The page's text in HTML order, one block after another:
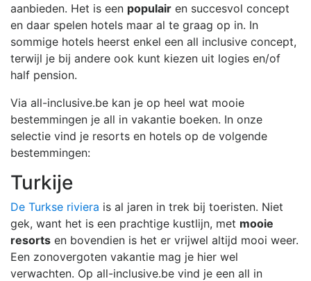
aanbieden. Het is een populair en succesvol concept
en daar spelen hotels maar al te graag op in. In
sommige hotels heerst enkel een all inclusive concept,
terwijl je bij andere ook kunt kiezen uit logies en/of
half pension.
Via all-inclusive.be kan je op heel wat mooie
bestemmingen je all in vakantie boeken. In onze
selectie vind je resorts en hotels op de volgende
bestemmingen:
Turkije
De Turkse riviera is al jaren in trek bij toeristen. Niet
gek, want het is een prachtige kustlijn, met mooie
resorts en bovendien is het er vrijwel altijd mooi weer.
Een zonovergoten vakantie mag je hier wel
verwachten. Op all-inclusive.be vind je een all in